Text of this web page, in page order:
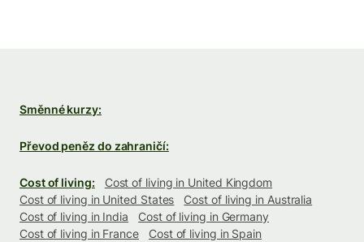
Směnné kurzy:
Převod peněz do zahraničí:
Cost of living:
Cost of living in United Kingdom
Cost of living in United States
Cost of living in Australia
Cost of living in India
Cost of living in Germany
Cost of living in France
Cost of living in Spain